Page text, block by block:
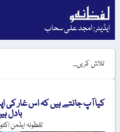
ایڈیٹر: امجد علی سحاب
کیا آپ جانتے ہیں کہ اس غار کی
بادل
لفظونہ ایڈمناکتوبر 12, 2017